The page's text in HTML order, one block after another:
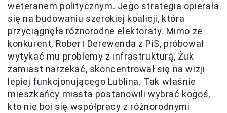
weteranem politycznym. Jego strategia opierała
się na budowaniu szerokiej koalicji, która
przyciągnęła różnorodne elektoraty. Mimo że
konkurent, Robert Derewenda z PiS, próbował
wytykać mu problemy z infrastrukturą, Żuk
zamiast narzekać, skoncentrował się na wizji
lepiej funkcjonującego Lublina. Tak właśnie
mieszkańcy miasta postanowili wybrać kogoś,
kto nie boi się współpracy z różnorodnymi